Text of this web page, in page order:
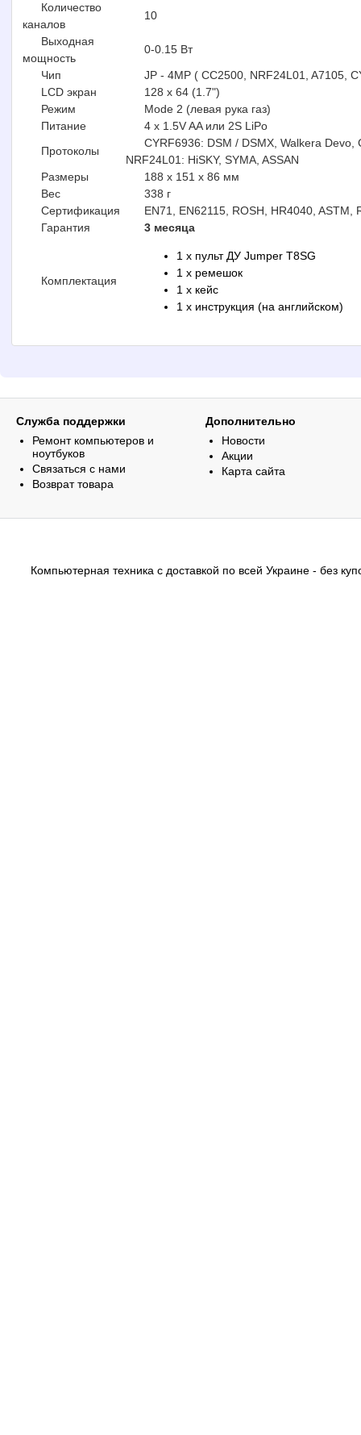
Количество
каналов
10
Выходная
мощность
0-0.15 Вт
Чип
JP - 4MP ( CC2500, NRF24L01, A7105,
LCD экран
128 x 64 (1.7")
Режим
Mode 2 (левая рука газ)
Питание
4 x 1.5V AA или 2S LiPo
Протоколы
CYRF6936: DSM / DSMX, Walkera Devo,
NRF24L01: HiSKY, SYMA, ASSAN
Размеры
188 х 151 х 86 мм
Вес
338 г
Сертификация
EN71, EN62115, ROSH, HR4040, ASTM,
Гарантия
3 месяца
Комплектация
1 x пульт ДУ Jumper T8SG
1 x ремешок
1 x кейс
1 x инструкция (на английском)
Служба поддержки
Ремонт компьютеров и
ноутбуков
Связаться с нами
Возврат товара
Дополнительно
Новости
Акции
Карта сайта
Компьютерная техника с доставкой по всей Украине - без